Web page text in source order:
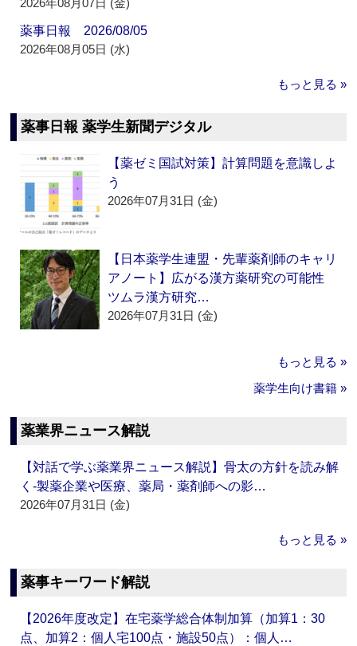
2026年08月07日 (金)
薬事日報 2026/08/05
2026年08月05日 (水)
もっと見る »
薬事日報 薬学生新聞デジタル
【薬ゼミ国試対策】計算問題を意識しよ
う
2026年07月31日 (金)
【日本薬学生連盟・先輩薬剤師のキャリ
アノート】広がる漢方薬研究の可能性
ツムラ漢方研究…
2026年07月31日 (金)
もっと見る »
薬学生向け書籍 »
薬業界ニュース解説
【対話で学ぶ薬業界ニュース解説】骨太の方針を読み解
く‐製薬企業や医療、薬局・薬剤師への影…
2026年07月31日 (金)
もっと見る »
薬事キーワード解説
【2026年度改定】在宅薬学総合体制加算（加算1：30
点、加算2：個人宅100点・施設50点）：個人…